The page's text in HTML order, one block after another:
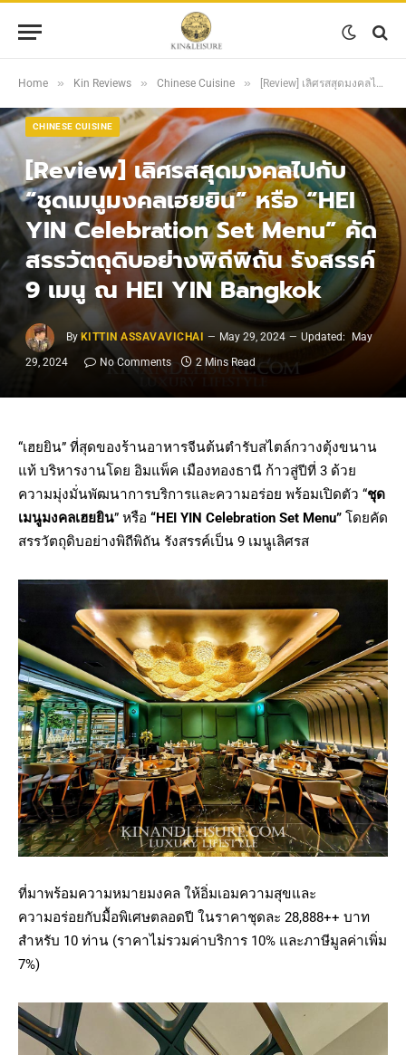
Home » Kin Reviews » Chinese Cuisine » [Review] เลิศรสสุดมงคลไปกับ “ชุดเมนูมงคลเฮยยิน” หรือ “HEI YIN Celebration Set Menu” คัดสรรวัตถุดิบอย่างพิถีพิถัน รังสรรค์ 9 เมนู ณ HEI YIN Bangkok
CHINESE CUISINE
[Review] เลิศรสสุดมงคลไปกับ
“ชุดเมนูมงคลเฮยยิน” หรือ “HEI
YIN Celebration Set Menu” คัด
สรรวัตถุดิบอย่างพิถีพิถัน รังสรรค์
9 เมนู ณ HEI YIN Bangkok
By KITTIN ASSAVAVICHAI May 29, 2024 Updated:
May
29, 2024
No Comments 2 Mins Read
“เฮยยิน” ที่สุดของร้านอาหารจีนต้นตำรับสไตล์กวางตุ้งขนาน
แท้ บริหารงานโดย อิมแพ็ค เมืองทองธานี ก้าวสู่ปีที่ 3 ด้วย
ความมุ่งมั่นพัฒนาการบริการและความอร่อย พร้อมเปิดตัว “ชุด
เมนูมงคลเฮยยิน” หรือ “HEI YIN Celebration Set Menu” โดยคัด
สรรวัตถุดิบอย่างพิถีพิถัน รังสรรค์เป็น 9 เมนูเลิศรส
ที่มาพร้อมความหมายมงคล ให้อิ่มเอมความสุขและ
ความอร่อยกับมื้อพิเศษตลอดปี ในราคาชุดละ 28,888++ บาท
สำหรับ 10 ท่าน (ราคาไม่รวมค่าบริการ 10% และภาษีมูลค่าเพิ่ม
7%)